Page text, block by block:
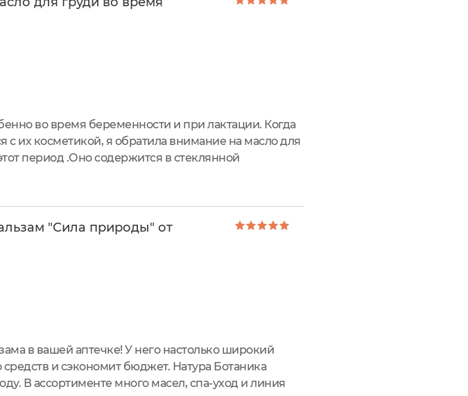
во время беременности и при лактации. Когда
их косметикой, я обратила внимание на масло для
период .Оно содержится в стеклянной
"Сила природы" от
в вашей аптечке! У него настолько широкий
и сэкономит бюджет. Натура Ботаника
В ассортименте много масел, спа-уход и линия